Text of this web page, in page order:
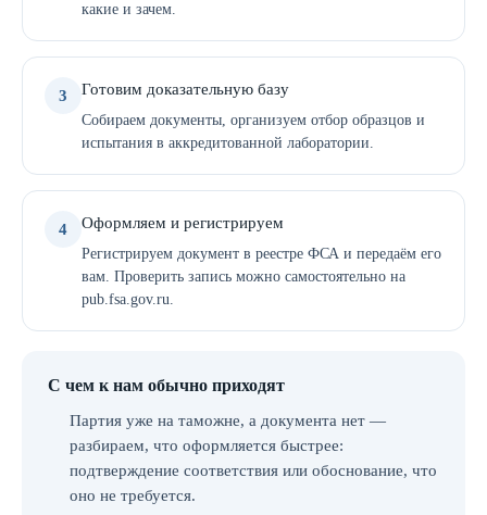
какие и зачем.
3 Готовим доказательную базу
Собираем документы, организуем отбор образцов и
испытания в аккредитованной лаборатории.
4 Оформляем и регистрируем
Регистрируем документ в реестре ФСА и передаём его
вам. Проверить запись можно самостоятельно на
pub.fsa.gov.ru.
С чем к нам обычно приходят
Партия уже на таможне, а документа нет —
разбираем, что оформляется быстрее:
подтверждение соответствия или обоснование, что
оно не требуется.